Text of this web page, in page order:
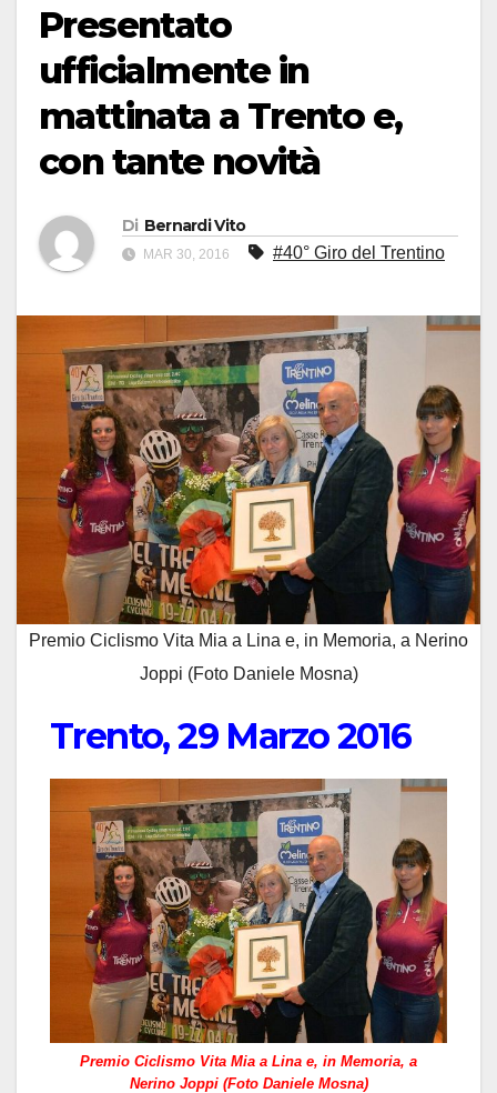
Presentato
ufficialmente in
mattinata a Trento e,
con tante novità
Di Bernardi Vito
MAR 30, 2016 #40° Giro del Trentino
Premio Ciclismo Vita Mia a Lina e, in Memoria, a Nerino
Joppi (Foto Daniele Mosna)
Trento, 29 Marzo 2016
Premio Ciclismo Vita Mia a Lina e, in Memoria, a
Nerino Joppi (Foto Daniele Mosna)